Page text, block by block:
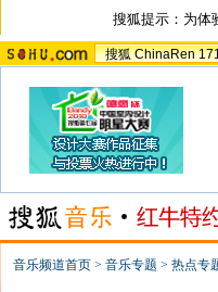
搜狐提示：为体
搜狐 ChinaRen
音乐频道首页 > 音乐专题 > 热点专